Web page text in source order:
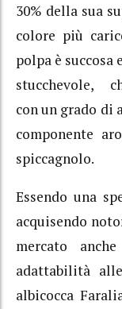
30% della sua
colore più
polpa è succosa
con un grado di
componente
spiccagnolo.
Essendo una
acquisendo
mercato
adattabilità
albicocca